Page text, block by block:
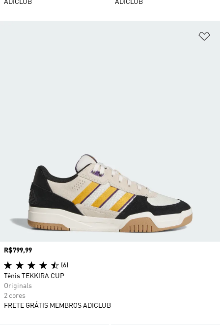
ADICLUB
ADICLUB
Preço
R$799,99
(6)
Tênis TEKKIRA CUP
Originals
2 cores
FRETE GRÁTIS MEMBROS ADICLUB